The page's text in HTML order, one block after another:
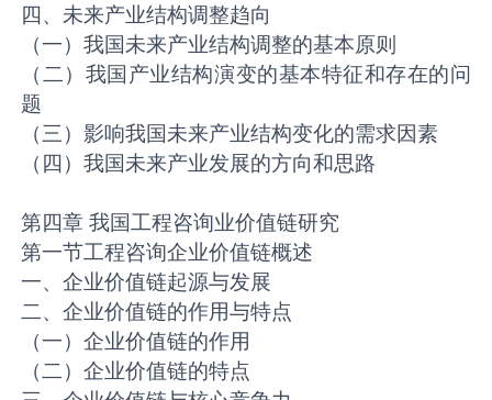
四、未来产业结构调整趋向
（一）我国未来产业结构调整的基本原则
（二）我国产业结构演变的基本特征和存在的问
题
（三）影响我国未来产业结构变化的需求因素
（四）我国未来产业发展的方向和思路
第四章 我国工程咨询业价值链研究
第一节工程咨询企业价值链概述
一、企业价值链起源与发展
二、企业价值链的作用与特点
（一）企业价值链的作用
（二）企业价值链的特点